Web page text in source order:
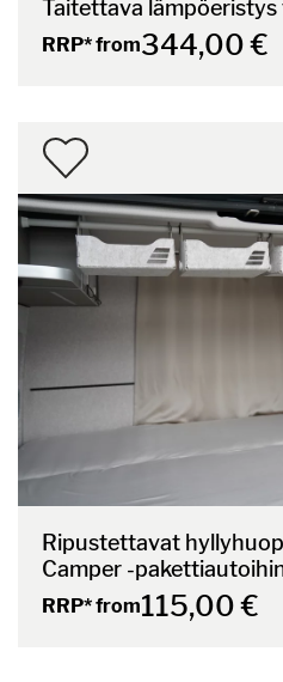
Taitettava lämpöeristys
RRP* from344,00 €
Ripustettavat
Camper -
RRP* from115,00 €